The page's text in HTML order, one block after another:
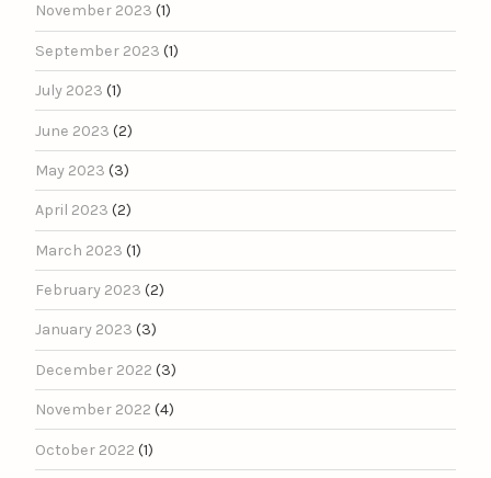
November 2023 (1)
September 2023 (1)
July 2023 (1)
June 2023 (2)
May 2023 (3)
April 2023 (2)
March 2023 (1)
February 2023 (2)
January 2023 (3)
December 2022 (3)
November 2022 (4)
October 2022 (1)